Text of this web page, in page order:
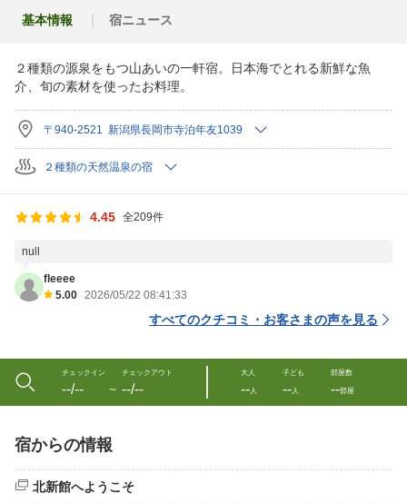
基本情報 宿ニュース
２種類の源泉をもつ山あいの一軒宿。日本海でとれる新鮮な魚
介、旬の素材を使ったお料理。
〒940-2521 新潟県長岡市寺泊年友1039
２種類の天然温泉の宿
4.45 全209件
null
fleeee
5.00 2026/05/22 08:41:33
すべてのクチコミ・お客さまの声を見る
チェックイン
--/-- 〜
チェックアウト
--/--
大人
--人
子ども
--人
部屋数
--部屋
宿からの情報
北新館へようこそ